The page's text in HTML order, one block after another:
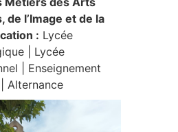
de l’Image et de la
: Lycée
| Lycée
| Enseignement
Alternance